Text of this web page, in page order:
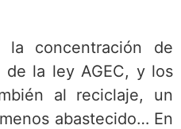
la concentración de
la ley AGEC, y los
al reciclaje, un
abastecido… En